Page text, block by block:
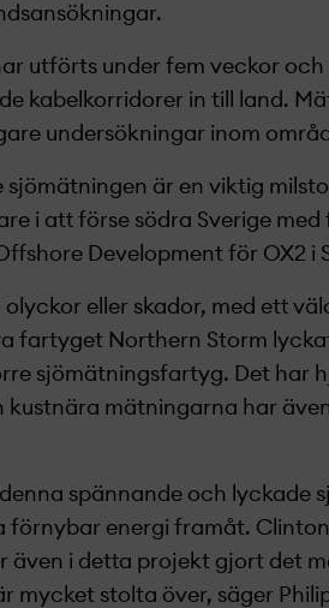
utförts under fem veckor
kabelkorridorer in till land.
undersökningar inom
sjömätningen är en viktig
i att förse södra Sverige
Development för OX2 i
eller skador, med ett
fartyget Northern Storm
sjömätningsfartyg. Det har
kustnära mätningarna har
spännande och lyckade
förnybar energi framåt.
även i detta projekt­ gjort det
mycket stolta över, säger